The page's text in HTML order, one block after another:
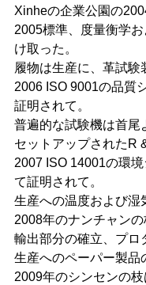
Xinheの企業公園の
2005標準、度量衡学
け取った。
履物は生産に、革試験
2006 ISO 9001の品質
証明されて。
普遍的な試験機は首尾
セットアップされたR
2007 ISO 14001の環
て証明されて。
生産への温度および湿
2008年のナンチャンの
輸出部分の確立、プロ
生産へのペーパー製品
2009年のシンセンの枝